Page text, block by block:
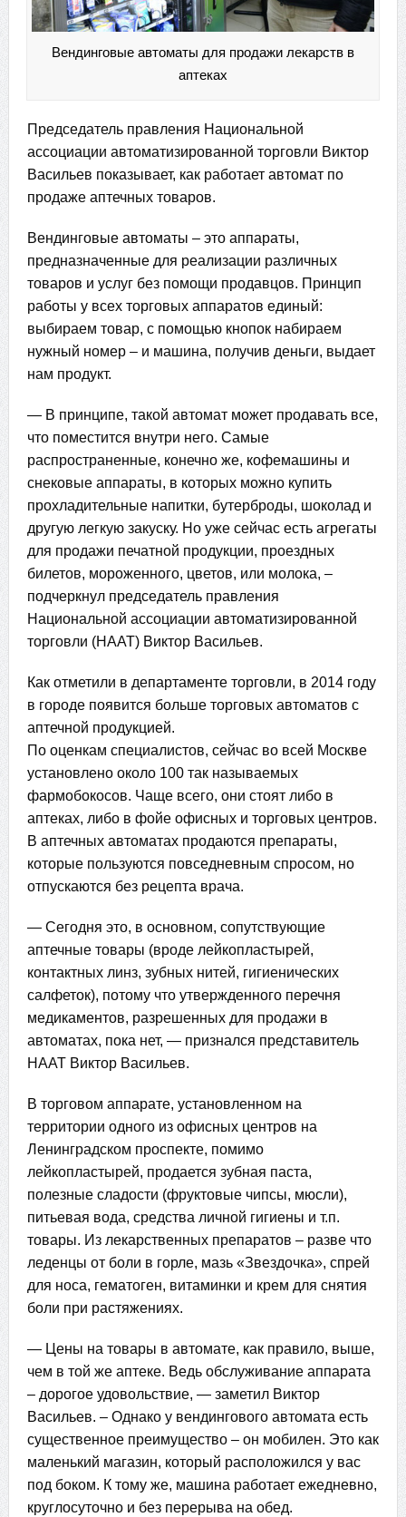
Вендинговые автоматы для продажи лекарств в
аптеках
Председатель правления Национальной
ассоциации автоматизированной торговли Виктор
Васильев показывает, как работает автомат по
продаже аптечных товаров.
Вендинговые автоматы – это аппараты,
предназначенные для реализации различных
товаров и услуг без помощи продавцов. Принцип
работы у всех торговых аппаратов единый:
выбираем товар, с помощью кнопок набираем
нужный номер – и машина, получив деньги, выдает
нам продукт.
— В принципе, такой автомат может продавать все,
что поместится внутри него. Самые
распространенные, конечно же, кофемашины и
снековые аппараты, в которых можно купить
прохладительные напитки, бутерброды, шоколад и
другую легкую закуску. Но уже сейчас есть агрегаты
для продажи печатной продукции, проездных
билетов, мороженного, цветов, или молока, –
подчеркнул председатель правления
Национальной ассоциации автоматизированной
торговли (НААТ) Виктор Васильев.
Как отметили в департаменте торговли, в 2014 году
в городе появится больше торговых автоматов с
аптечной продукцией.
По оценкам специалистов, сейчас во всей Москве
установлено около 100 так называемых
фармобокосов. Чаще всего, они стоят либо в
аптеках, либо в фойе офисных и торговых центров.
В аптечных автоматах продаются препараты,
которые пользуются повседневным спросом, но
отпускаются без рецепта врача.
— Сегодня это, в основном, сопутствующие
аптечные товары (вроде лейкопластырей,
контактных линз, зубных нитей, гигиенических
салфеток), потому что утвержденного перечня
медикаментов, разрешенных для продажи в
автоматах, пока нет, — признался представитель
НААТ Виктор Васильев.
В торговом аппарате, установленном на
территории одного из офисных центров на
Ленинградском проспекте, помимо
лейкопластырей, продается зубная паста,
полезные сладости (фруктовые чипсы, мюсли),
питьевая вода, средства личной гигиены и т.п.
товары. Из лекарственных препаратов – разве что
леденцы от боли в горле, мазь «Звездочка», спрей
для носа, гематоген, витаминки и крем для снятия
боли при растяжениях.
— Цены на товары в автомате, как правило, выше,
чем в той же аптеке. Ведь обслуживание аппарата
– дорогое удовольствие, — заметил Виктор
Васильев. – Однако у вендингового автомата есть
существенное преимущество – он мобилен. Это как
маленький магазин, который расположился у вас
под боком. К тому же, машина работает ежедневно,
круглосуточно и без перерыва на обед.